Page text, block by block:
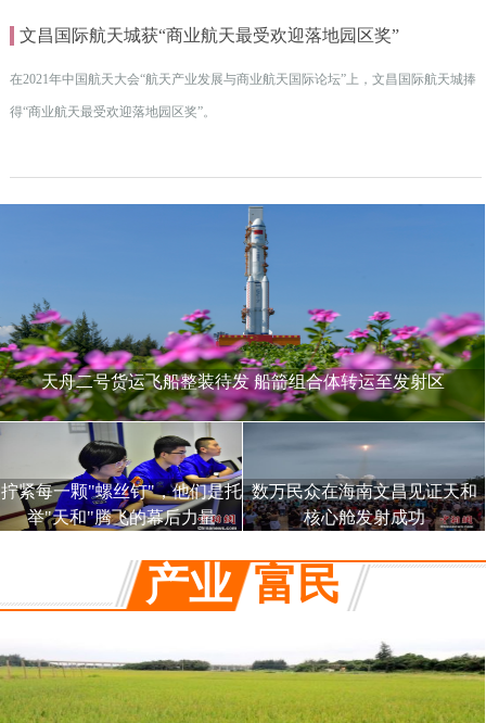
文昌国际航天城获“商业航天最受欢迎落地园区奖”
在2021年中国航天大会“航天产业发展与商业航天国际论坛”上，文昌国际航天城捧
得“商业航天最受欢迎落地园区奖”。
天舟二号货运飞船整装待发 船箭组合体转运至发射区
拧紧每一颗"螺丝钉"，他们是托
举"天和"腾飞的幕后力量
数万民众在海南文昌见证天和
核心舱发射成功
产业 富民